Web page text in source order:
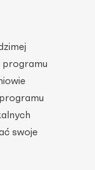
programu
swoje